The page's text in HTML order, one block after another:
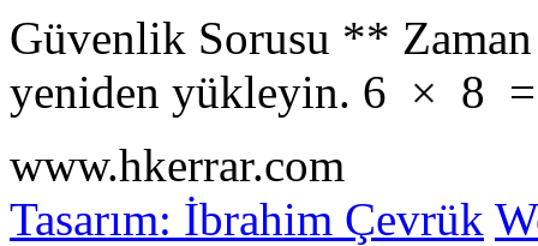
Güvenlik Sorusu **
yeniden yükleyin. 6 × 8
www.hkerrar.com
Tasarım: İbrahim Çevrük